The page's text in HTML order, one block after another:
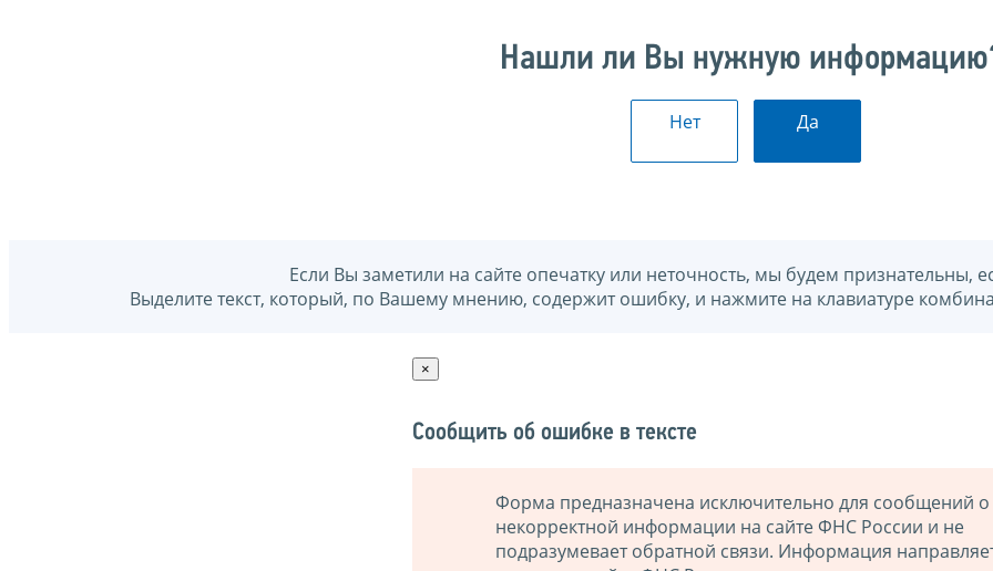
Нашли ли Вы нужную
Нет Да
Если Вы заметили на сайте опечатку или неточность, мы будем признательны,
Выделите текст, который, по Вашему мнению, содержит ошибку, и нажмите на клавиатуре
×
Сообщить об ошибке в тексте
Форма предназначена исключительно для сообщений о
некорректной информации на сайте ФНС России и не
подразумевает обратной связи. Информация